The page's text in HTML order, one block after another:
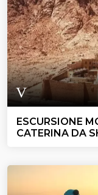
ESCURSIONE
CATERINA DA